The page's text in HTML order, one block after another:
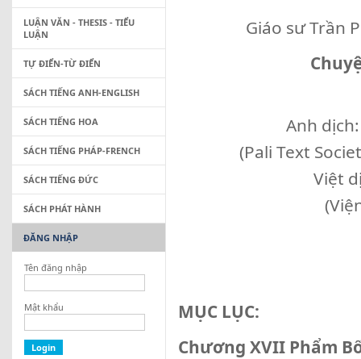
Giáo sư Trần
Anh
(Pali Text
Việt
MỤC LỤC:
Chương XVII Phẩm
LUẬN VĂN - THESIS - TIỂU
LUẬN
TỰ ĐIỂN-TỪ ĐIỂN
SÁCH TIẾNG ANH-ENGLISH
SÁCH TIẾNG HOA
SÁCH TIẾNG PHÁP-FRENCH
SÁCH TIẾNG ĐỨC
SÁCH PHÁT HÀNH
ĐĂNG NHẬP
Tên đăng nhập
Mật khẩu